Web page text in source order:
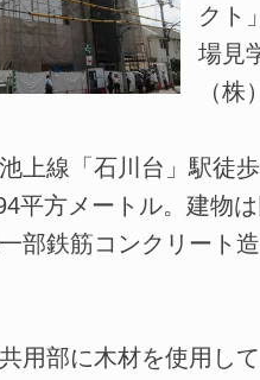
クト
場見
（株
上線「石川台」駅徒
平方メートル。建物
部鉄筋コンクリート
用部に木材を使用し